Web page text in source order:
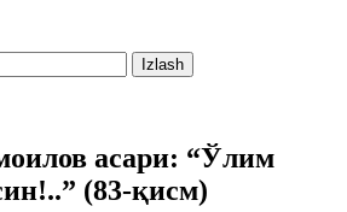
асари: “Ўлим
(83-қисм)